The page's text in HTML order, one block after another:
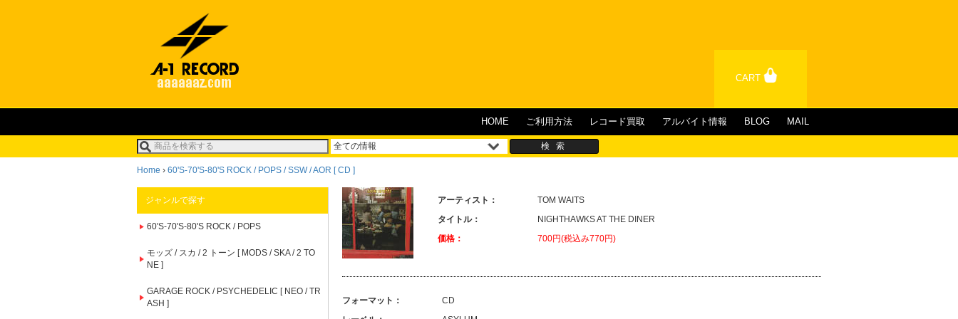
CART
HOME ご利用方法 レコード買取 アルバイト情報 BLOG MAIL
Home › 60'S-70'S-80'S ROCK / POPS / SSW / AOR [ CD ]
ジャンルで探す
60'S-70'S-80'S ROCK / POPS
モッズ / スカ / 2 トーン [ MODS / SKA / 2 TO
NE ]
GARAGE ROCK / PSYCHEDELIC [ NEO / TR
ASH ]
アーティスト：
TOM WAITS
タイトル：
NIGHTHAWKS AT THE DINER
価格：
700円(税込み770円)
フォーマット：
CD